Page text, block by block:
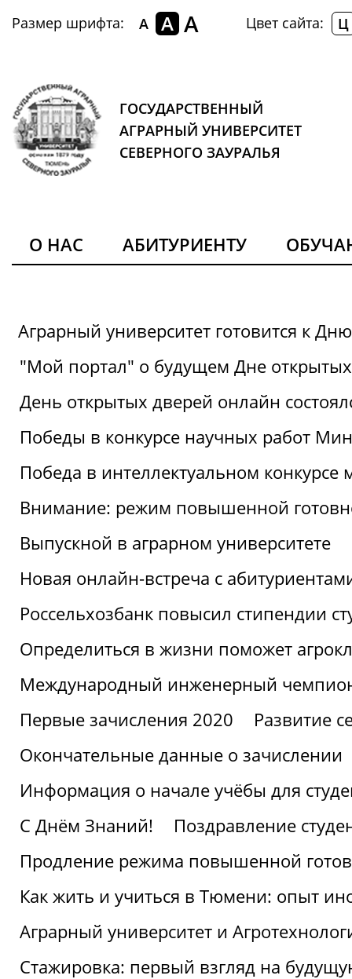
Размер шрифта: A A A Цвет сайта: Ц
ГОСУДАРСТВЕННЫЙ
АГРАРНЫЙ УНИВЕРСИТЕТ
СЕВЕРНОГО ЗАУРАЛЬЯ
О НАС АБИТУРИЕНТУ
Аграрный университет готовится к
"Мой портал" о будущем Дне
День открытых дверей онлайн
Победы в конкурсе научных работ
Победа в интеллектуальном конкурсе
Внимание: режим повышенной
Выпускной в аграрном университете
Новая онлайн-встреча с
Россельхозбанк повысил стипендии
Определиться в жизни поможет
Международный инженерный
Первые зачисления 2020
Развитие
Окончательные данные о зачислении
Информация о начале учёбы для
С Днём Знаний!
Поздравление
Продление режима повышенной
Как жить и учиться в Тюмени: опыт
Аграрный университет и
Стажировка: первый взгляд на